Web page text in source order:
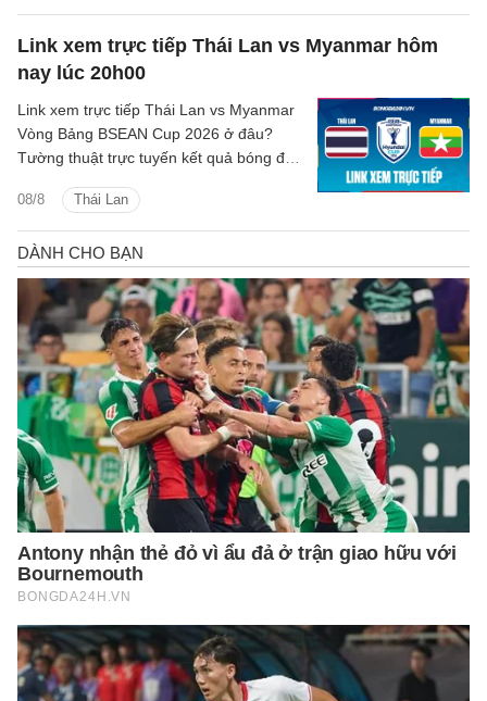
Link xem trực tiếp Thái Lan vs Myanmar hôm
nay lúc 20h00
08/8 Thái Lan
Link xem trực tiếp Thái Lan vs Myanmar
Vòng Bảng BSEAN Cup 2026 ở đâu?
Tường thuật trực tuyến kết quả bóng đá
sóng nào?